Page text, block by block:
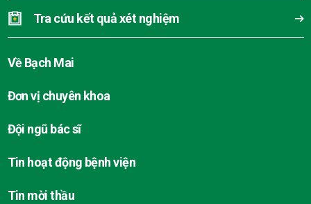
Tra cứu kết quả xét nghiệm
Về Bạch Mai
Đơn vị chuyên khoa
Đội ngũ bác sĩ
Tin hoạt động bệnh viện
Tin mời thầu